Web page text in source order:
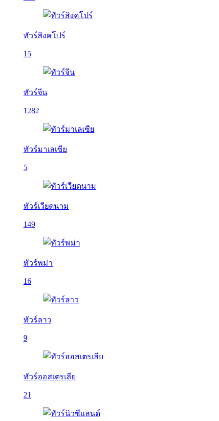
ทัวร์สิงคโปร์
15
ทัวร์จีน
1282
ทัวร์มาเลเซีย
5
ทัวร์เวียดนาม
149
ทัวร์พม่า
16
ทัวร์ลาว
9
ทัวร์ออสเตรเลีย
21